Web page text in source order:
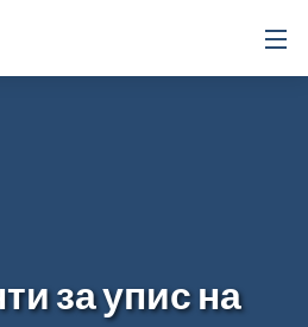
за упис на